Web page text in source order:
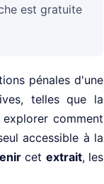
est gratuite
pénales d'une
telles que la
comment
accessible à la
cet extrait, les